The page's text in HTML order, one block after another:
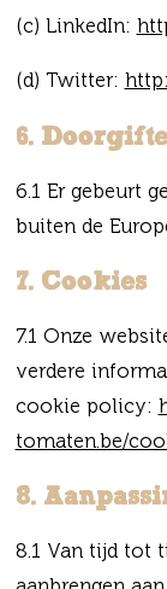
(c) LinkedIn:
(d) Twitter:
6.
6.1 Er gebeurt
buiten de
7. Cookies
7.1 Onze
verdere
cookie policy:
tomaten.be/
8.
8.1 Van tijd tot